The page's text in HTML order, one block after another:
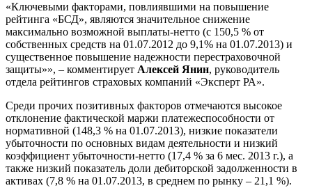
«Ключевыми факторами, повлиявшими на повышение
рейтинга «БСД», являются значительное снижение
максимально возможной выплаты-нетто (с 150,5 % от
собственных средств на 01.07.2012 до 9,1% на 01.07.2013) и
существенное повышение надежности перестраховочной
защиты»», – комментирует Алексей Янин, руководитель
отдела рейтингов страховых компаний «Эксперт РА».
Среди прочих позитивных факторов отмечаются высокое
отклонение фактической маржи платежеспособности от
нормативной (148,3 % на 01.07.2013), низкие показатели
убыточности по основных видам деятельности и низкий
коэффициент убыточности-нетто (17,4 % за 6 мес. 2013 г.), а
также низкий показатель доли дебиторской задолженности в
активах (7,8 % на 01.07.2013, в среднем по рынку – 21,1 %).